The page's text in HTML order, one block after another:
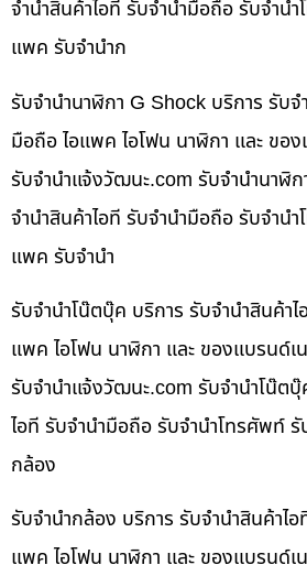
จำนำสินค้าไอที รับจำนำมือถือ รับจำน
แพค รับจำนำก
รับจำนำนาฬิกา G Shock บริการ รับจ
มือถือ ไอแพค ไอโฟน นาฬิกา และ ขอ
รับจํานําแจ้งวัฒนะ.com รับจำนำนาฬิ
จำนำสินค้าไอที รับจำนำมือถือ รับจำน
แพค รับจำนำ
รับจำนำโน๊ตบุ๊ค บริการ รับจำนำสินค้า
แพค ไอโฟน นาฬิกา และ ของแบรนด์เ
รับจํานําแจ้งวัฒนะ.com รับจำนำโน๊ต
ไอที รับจำนำมือถือ รับจำนำโทรศัพท์ รั
กล้อง
รับจำนำกล้อง บริการ รับจำนำสินค้าไ
แพค ไอโฟน นาฬิกา และ ของแบรนด์เ